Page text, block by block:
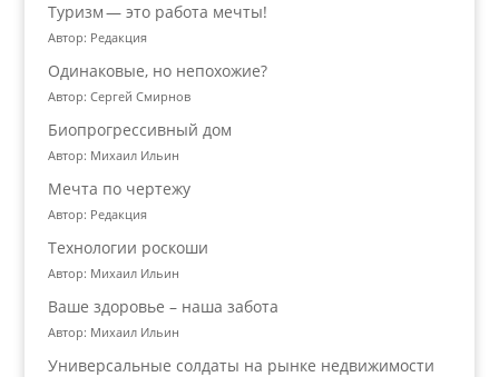
Туризм — это работа мечты!
Автор: Редакция
Одинаковые, но непохожие?
Автор: Сергей Смирнов
Биопрогрессивный дом
Автор: Михаил Ильин
Мечта по чертежу
Автор: Редакция
Технологии роскоши
Автор: Михаил Ильин
Ваше здоровье – наша забота
Автор: Михаил Ильин
Универсальные солдаты на рынке недвижимости